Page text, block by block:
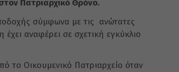
Πατριαρχικό Θρόνο.
σύμφωνα με τις ανώτατες
έχει αναφέρει σε σχετική εγκύκλιο
το Οικουμενικό Πατριαρχείο όταν